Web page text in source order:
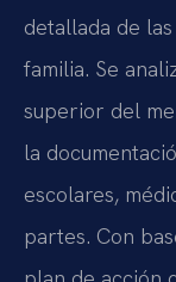
detallada de
familia. Se
superior del
la
escolares,
partes. Con